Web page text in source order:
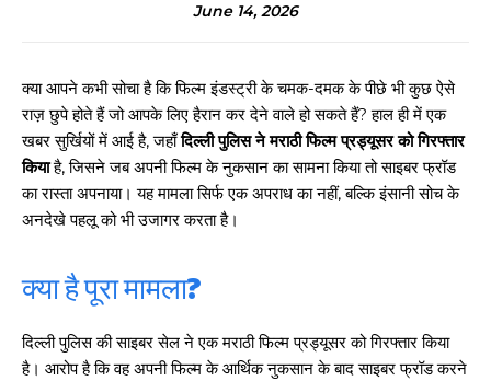
June 14, 2026
क्या आपने कभी सोचा है कि फिल्म इंडस्ट्री के चमक-दमक के पीछे भी कुछ ऐसे
राज़ छुपे होते हैं जो आपके लिए हैरान कर देने वाले हो सकते हैं? हाल ही में एक
खबर सुर्खियों में आई है, जहाँदिल्ली पुलिस ने मराठी फिल्म प्रड्यूसर को गिरफ्तार
कियाहै, जिसने जब अपनी फिल्म के नुकसान का सामना किया तो साइबर फ्रॉड
का रास्ता अपनाया। यह मामला सिर्फ एक अपराध का नहीं, बल्कि इंसानी सोच के
अनदेखे पहलू को भी उजागर करता है।
क्या है पूरा मामला?
दिल्ली पुलिस की साइबर सेल ने एक मराठी फिल्म प्रड्यूसर को गिरफ्तार किया
है। आरोप है कि वह अपनी फिल्म के आर्थिक नुकसान के बाद साइबर फ्रॉड करने